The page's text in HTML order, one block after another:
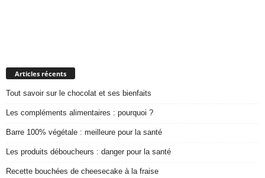
Articles récents
Tout savoir sur le chocolat et ses bienfaits
Les compléments alimentaires : pourquoi ?
Barre 100% végétale : meilleure pour la santé
Les produits déboucheurs : danger pour la santé
Recette bouchées de cheesecake à la fraise